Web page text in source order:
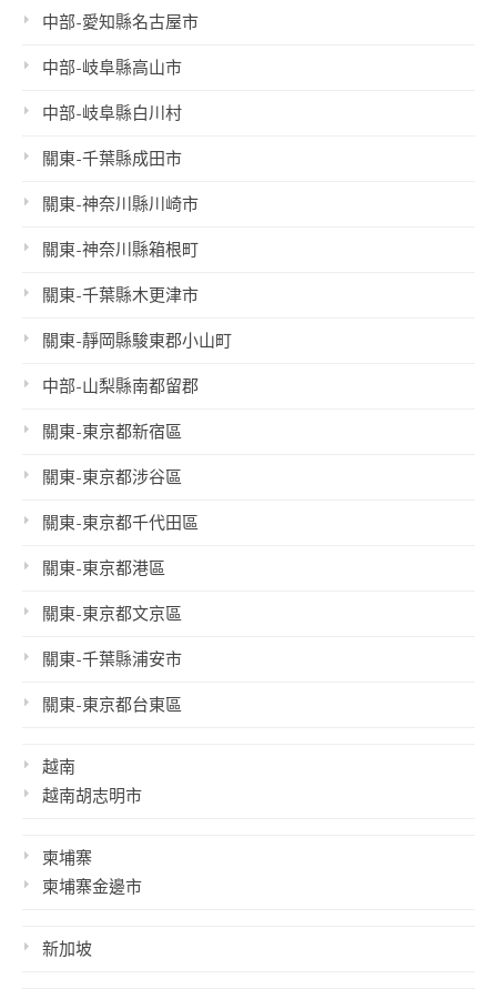
中部-愛知縣名古屋市
中部-岐阜縣高山市
中部-岐阜縣白川村
關東-千葉縣成田市
關東-神奈川縣川崎市
關東-神奈川縣箱根町
關東-千葉縣木更津市
關東-靜岡縣駿東郡小山町
中部-山梨縣南都留郡
關東-東京都新宿區
關東-東京都涉谷區
關東-東京都千代田區
關東-東京都港區
關東-東京都文京區
關東-千葉縣浦安市
關東-東京都台東區
越南
越南胡志明市
柬埔寨
柬埔寨金邊市
新加坡